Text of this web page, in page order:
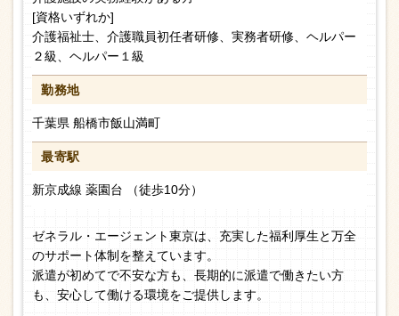
[資格いずれか]
介護福祉士、介護職員初任者研修、実務者研修、ヘルパー
２級、ヘルパー１級
勤務地
千葉県 船橋市飯山満町
最寄駅
新京成線 薬園台 （徒歩10分）
ゼネラル・エージェント東京は、充実した福利厚生と万全
のサポート体制を整えています。
派遣が初めてで不安な方も、長期的に派遣で働きたい方
も、安心して働ける環境をご提供します。